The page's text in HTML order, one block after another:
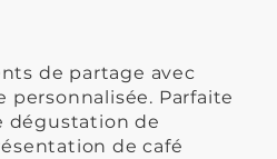
de partage avec
personnalisée. Parfaite
dégustation de
de café